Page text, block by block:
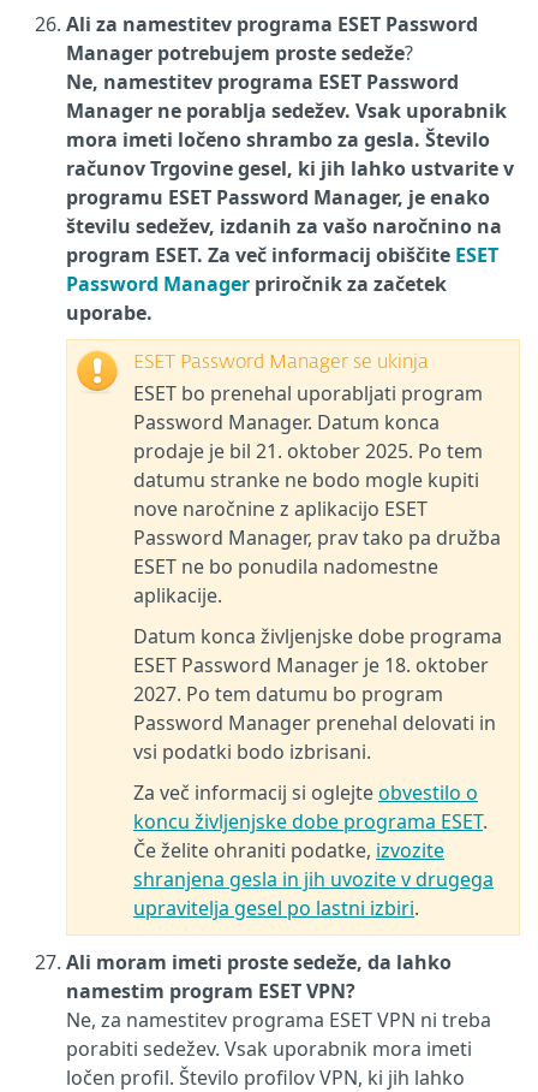
Ali za namestitev programa ESET Password
Manager potrebujem proste sedeže?
Ne, namestitev programa ESET Password
Manager ne porablja sedežev. Vsak uporabnik
mora imeti ločeno shrambo za gesla. Število
računov Trgovine gesel, ki jih lahko ustvarite v
programu ESET Password Manager, je enako
številu sedežev, izdanih za vašo naročnino na
program ESET. Za več informacij obiščite ESET
Password Manager priročnik za začetek
uporabe.
ESET Password Manager se ukinja
ESET bo prenehal uporabljati program
Password Manager. Datum konca
prodaje je bil 21. oktober 2025. Po tem
datumu stranke ne bodo mogle kupiti
nove naročnine z aplikacijo ESET
Password Manager, prav tako pa družba
ESET ne bo ponudila nadomestne
aplikacije.
Datum konca življenjske dobe programa
ESET Password Manager je 18. oktober
2027. Po tem datumu bo program
Password Manager prenehal delovati in
vsi podatki bodo izbrisani.
Za več informacij si oglejteobvestilo o
koncu življenjske dobe programa ESET.
Če želite ohraniti podatke, izvozite
shranjena gesla in jih uvozite v drugega
upravitelja gesel po lastni izbiri.
Ali moram imeti proste sedeže, da lahko
namestim program ESET VPN?
Ne, za namestitev programa ESET VPN ni treba
porabiti sedežev. Vsak uporabnik mora imeti
ločen profil. Število profilov VPN, ki jih lahko